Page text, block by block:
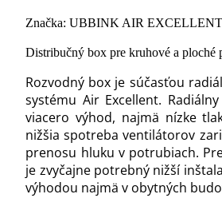
Značka: UBBINK AIR
Distribučný box pre kruhové a ploché
Rozvodný box je súčasťou
systému Air Excellent.
viacero výhod, najmä nízke
nižšia spotreba ventilátorov
prenosu hluku v potrubiach.
je zvyčajne potrebný nižší
výhodou najmä v obytných